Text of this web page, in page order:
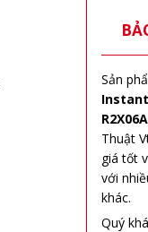
Sản
Instant
Thuật
giá tốt
với
khác.
Quý